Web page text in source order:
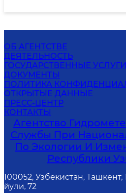
ОБ АГЕНТСТВЕ
ДЕЯТЕЛЬНОСТЬ
ГОСУДАРСТВЕННЫЕ УСЛУГИ
ДОКУМЕНТЫ
ПОЛИТИКА
ОТКРЫТЫЕ ДАННЫЕ
ПРЕСС-ЦЕНТР
КОНТАКТЫ
Агентство
Службы При
По Экологии И
Республики
100052, Узбекистан,
йули, 72